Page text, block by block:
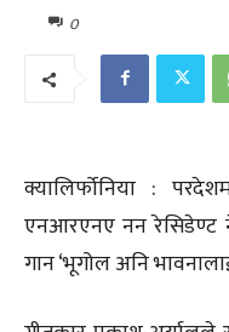
0
क्यालिर्फोनिया :
एनआरएनए नन रेसिडेण्ट
गान ‘भूगोल अनि